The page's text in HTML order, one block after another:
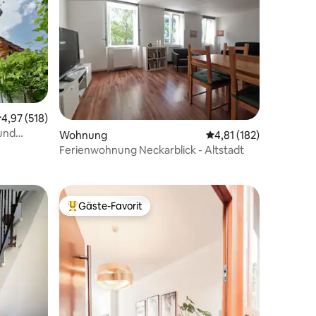
Bewertungen
Bewertung: 4,97 von 5, 518 Bewertungen
4,97 (518)
Wohnung Durchschnittliche
4,81 (182)
Ferienwohnung Neckarblick - Altstadt
Beliebter Gäste-Favorit.
Gäste-Favorit